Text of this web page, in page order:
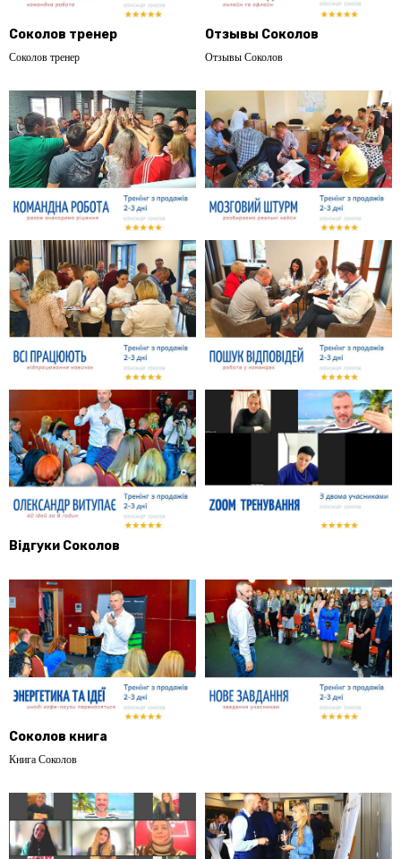
Соколов тренер
Соколов тренер
Отзывы Соколов
Отзывы Соколов
Відгуки Соколов
Соколов книга
Книга Соколов